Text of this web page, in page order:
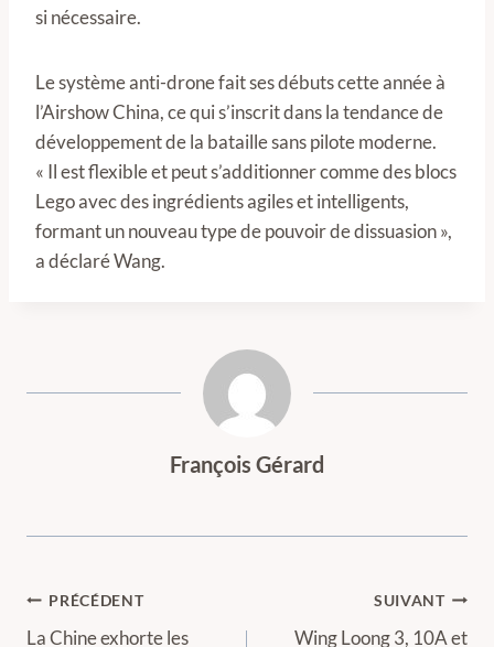
si nécessaire.
Le système anti-drone fait ses débuts cette année à
l’Airshow China, ce qui s’inscrit dans la tendance de
développement de la bataille sans pilote moderne.
« Il est flexible et peut s’additionner comme des blocs
Lego avec des ingrédients agiles et intelligents,
formant un nouveau type de pouvoir de dissuasion »,
a déclaré Wang.
François Gérard
Navigation
PRÉCÉDENT
La Chine exhorte les
SUIVANT
Wing Loong 3, 10A et